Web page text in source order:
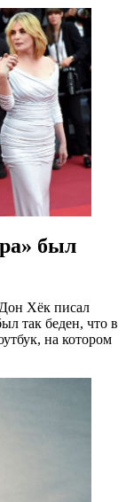
был
Хёк писал
так беден, что в
на котором